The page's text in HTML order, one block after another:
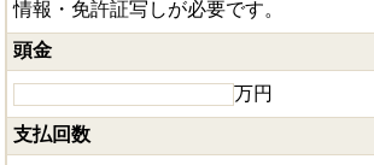
情報・免許証写しが必要です。
頭金
万円
支払回数